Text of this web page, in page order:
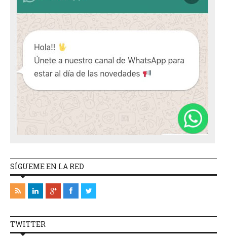
SÍGUEME EN LA RED
TWITTER